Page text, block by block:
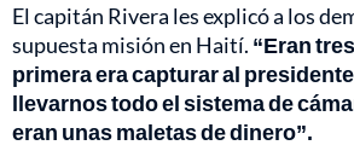
El capitán Rivera les explicó a los
supuesta misión en Haití. “Eran
primera era capturar al
llevarnos todo el sistema de
eran unas maletas de dinero”.